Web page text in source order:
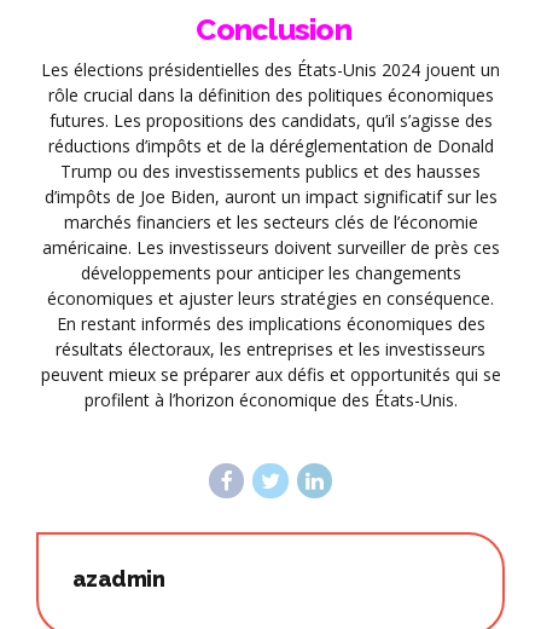
Conclusion
Les élections présidentielles des États-Unis 2024 jouent un
rôle crucial dans la définition des politiques économiques
futures. Les propositions des candidats, qu’il s’agisse des
réductions d’impôts et de la déréglementation de Donald
Trump ou des investissements publics et des hausses
d’impôts de Joe Biden, auront un impact significatif sur les
marchés financiers et les secteurs clés de l’économie
américaine. Les investisseurs doivent surveiller de près ces
développements pour anticiper les changements
économiques et ajuster leurs stratégies en conséquence.
En restant informés des implications économiques des
résultats électoraux, les entreprises et les investisseurs
peuvent mieux se préparer aux défis et opportunités qui se
profilent à l’horizon économique des États-Unis.
azadmin